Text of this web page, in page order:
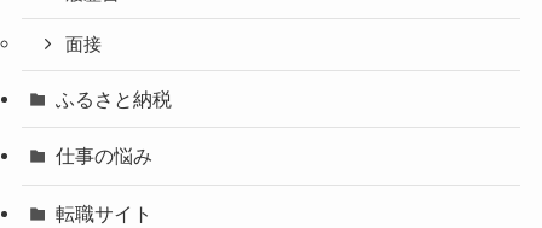
面接
ふるさと納税
仕事の悩み
転職サイト